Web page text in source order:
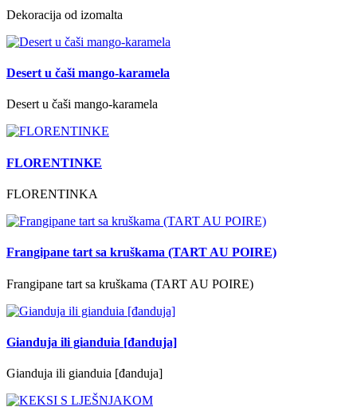
Dekoracija od izomalta
Desert u čaši mango-karamela
Desert u čaši mango-karamela
FLORENTINKE
FLORENTINKA
Frangipane tart sa kruškama (TART AU POIRE)
Frangipane tart sa kruškama (TART AU POIRE)
Gianduja ili gianduia [đanduja]
Gianduja ili gianduia [đanduja]